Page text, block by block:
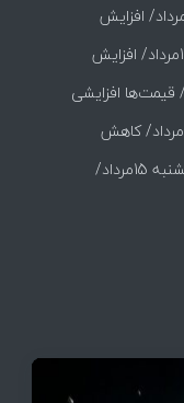
طلا و سکه امروز شنبه 17مرداد/ افزایش
قیمت طلای 18عیار امروز شنبه 17مرداد/ افزایش
قیمت طلا و سکه امروز جمعه ۱۶ مرداد/ کاهش
قیمت طلا، دلار و سکه امروز پنجشنبه 15مرداد/